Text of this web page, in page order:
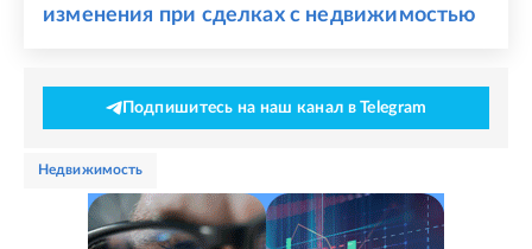
изменения при сделках с недвижимостью
Подпишитесь на наш канал в Telegram
недвижимость